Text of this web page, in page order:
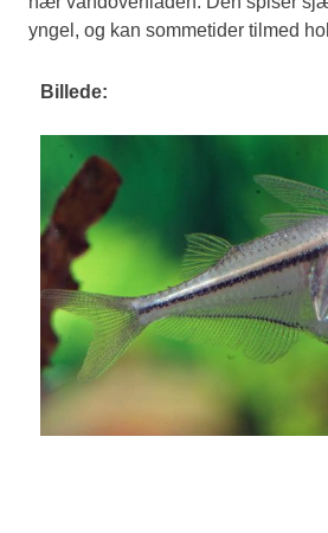
yngel, og kan sommetider tilmed
Billede: